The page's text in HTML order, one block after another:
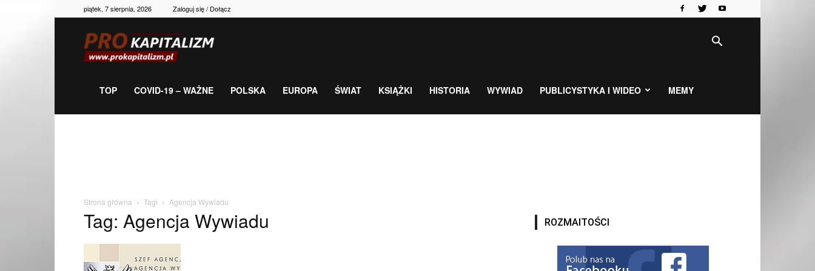
piątek, 7 sierpnia, 2026 Zaloguj się / Dołącz
gospodarka,
newsy
TOP COVID-19 – WAŻNE POLSKA EUROPA ŚWIAT KSIĄŻKI HISTORIA WYWIAD PUBLICYSTYKA I WIDEO MEMY
Strona główna Tagi Agencja Wywiadu
Tag: Agencja Wywiadu ROZMAITOŚCI